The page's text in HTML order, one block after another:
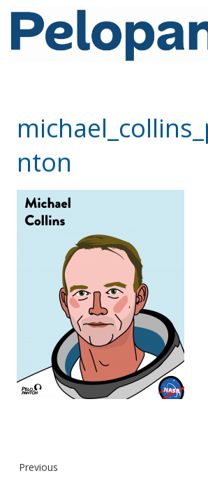
nton
Previous